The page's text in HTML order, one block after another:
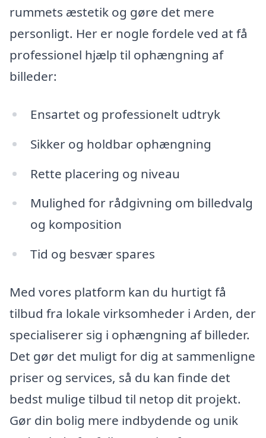
rummets æstetik og gøre det mere
personligt. Her er nogle fordele ved at få
professionel hjælp til ophængning af
billeder:
Ensartet og professionelt udtryk
Sikker og holdbar ophængning
Rette placering og niveau
Mulighed for rådgivning om billedvalg
og komposition
Tid og besvær spares
Med vores platform kan du hurtigt få
tilbud fra lokale virksomheder i Arden, der
specialiserer sig i ophængning af billeder.
Det gør det muligt for dig at sammenligne
priser og services, så du kan finde det
bedst mulige tilbud til netop dit projekt.
Gør din bolig mere indbydende og unik